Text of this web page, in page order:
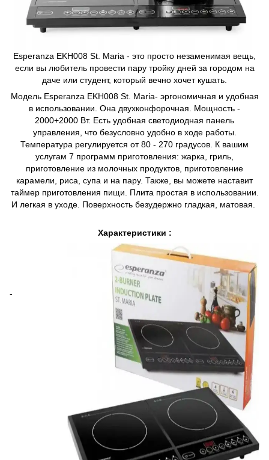
Esperanza EKH008 St. Maria - это просто незаменимая вещь,
если вы любитель провести пару тройку дней за городом на
даче или студент, который вечно хочет кушать.
Модель Esperanza EKH008 St. Maria- эргономичная и удобная
в использовании. Она двухконфорочная. Мощность -
2000+2000 Вт. Есть удобная светодиодная панель
управления, что безусловно удобно в ходе работы.
Температура регулируется от 80 - 270 градусов. К вашим
услугам 7 программ приготовления: жарка, гриль,
приготовление из молочных продуктов, приготовление
карамели, риса, супа и на пару. Также, вы можете наставит
таймер приготовления пищи. Плита простая в использовании.
И легкая в уходе. Поверхность безудержно гладкая, матовая.
Характеристики :
-